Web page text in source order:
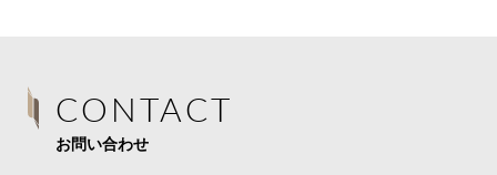
CONTACT
お問い合わせ